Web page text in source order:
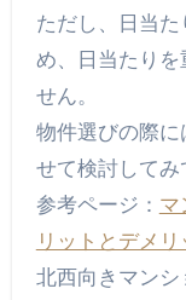
ただし、日当
め、日当たりを
せん。
物件選びの際
せて検討してみ
参考ページ： マ
リットとデメ
北西向きマンシ